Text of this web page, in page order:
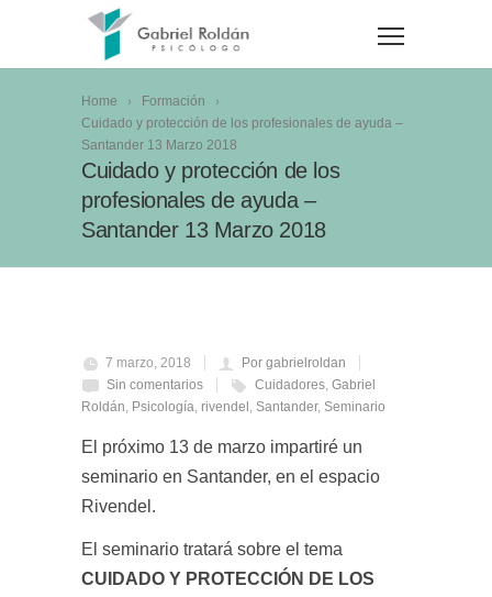
Home
Formación
Cuidado y protección de los profesionales de ayuda –
Santander 13 Marzo 2018
Cuidado y protección de los
profesionales de ayuda –
Santander 13 Marzo 2018
7 marzo, 2018
Por gabrielroldan
Sin comentarios
Cuidadores, Gabriel
Roldán, Psicología, rivendel , Santander, Seminario
El próximo 13 de marzo impartiré un
seminario en Santander, en el espacio
Rivendel.
El seminario tratará sobre el tema
CUIDADO Y PROTECCIÓN DE LOS